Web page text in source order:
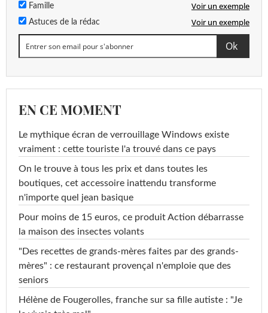
Famille Voir un exemple
Astuces de la rédac Voir un exemple
EN CE MOMENT
Le mythique écran de verrouillage Windows existe
vraiment : cette touriste l'a trouvé dans ce pays
On le trouve à tous les prix et dans toutes les
boutiques, cet accessoire inattendu transforme
n'importe quel jean basique
Pour moins de 15 euros, ce produit Action débarrasse
la maison des insectes volants
"Des recettes de grands-mères faites par des grands-
mères" : ce restaurant provençal n'emploie que des
seniors
Hélène de Fougerolles, franche sur sa fille autiste : "Je